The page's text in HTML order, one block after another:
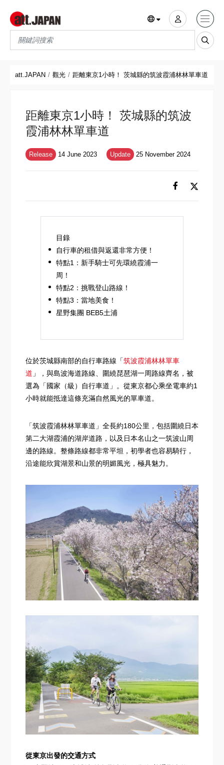
Translations title cont
att.JAPAN 觀光 距離東京1小時！ 茨城縣的筑波霞浦林林單車道
距離東京1小時！ 茨城縣的筑波
霞浦林林單車道
Release 14 June 2023 Update 25 November 2024
目錄
自行車的租借與返還非常方便！
特點1：新手騎士可先環繞霞浦一
周！
特點2：挑戰登山路線！
特點3：當地美食！
星野集團 BEB5土浦
位於茨城縣南部的自行車路線「筑波霞浦林林單車
道 」，與島波海道路線、圍繞琵琶湖一周路線齊名，被
選為「國家（級）自行車道」。從東京都心乘坐電車約1
小時就能抵達這條充滿自然風光的單車道。
「筑波霞浦林林單車道」全長約180公里，包括圍繞日本
第二大湖霞浦的湖岸道路，以及日本名山之一筑波山周
邊的路線。整條路線都非常平坦，初學者也容易騎行，
沿途能欣賞湖景和山景的明媚風光，極具魅力。
從東京出發的交通方式